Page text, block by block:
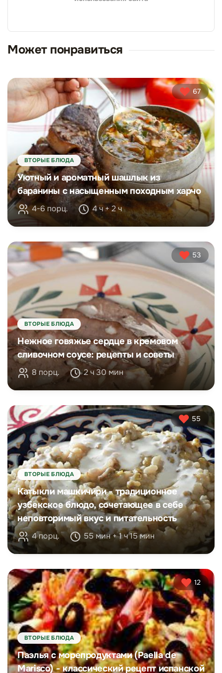
Может понравиться
67
ВТОРЫЕ БЛЮДА
Уютный и ароматный шашлык из
баранины с насыщенным походным харчо
4-6 порц. 4 ч + 2 ч
53
ВТОРЫЕ БЛЮДА
Нежное говяжье сердце в кремовом
сливочном соусе: рецепты и советы
8 порц. 2 ч 30 мин
55
ВТОРЫЕ БЛЮДА
Катыкли машкичири - традиционное
узбекское блюдо, сочетающее в себе
неповторимый вкус и питательность
4 порц. 55 мин + 1 ч 15 мин
12
ВТОРЫЕ БЛЮДА
Паэлья с морепродуктами (Paella de
Marisco) - классический рецепт испанской